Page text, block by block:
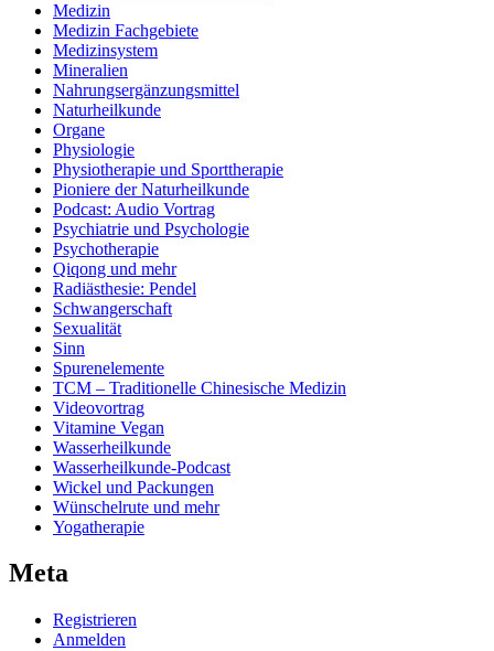
Medizin
Medizin Fachgebiete
Medizinsystem
Mineralien
Nahrungsergänzungsmittel
Naturheilkunde
Organe
Physiologie
Physiotherapie und Sporttherapie
Pioniere der Naturheilkunde
Podcast: Audio Vortrag
Psychiatrie und Psychologie
Psychotherapie
Qiqong und mehr
Radiästhesie: Pendel
Schwangerschaft
Sexualität
Sinn
Spurenelemente
TCM – Traditionelle Chinesische Medizin
Videovortrag
Vitamine Vegan
Wasserheilkunde
Wasserheilkunde-Podcast
Wickel und Packungen
Wünschelrute und mehr
Yogatherapie
Meta
Registrieren
Anmelden